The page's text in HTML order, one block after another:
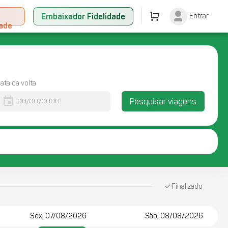
Embaixador Fidelidade Entrar
da volta
event Pesquisar viagens
Finalizado
Sex, 07/08/2026 Sáb, 08/08/2026